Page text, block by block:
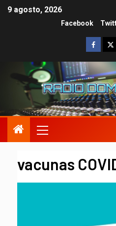
9 agosto, 2026
Facebook
vacunas